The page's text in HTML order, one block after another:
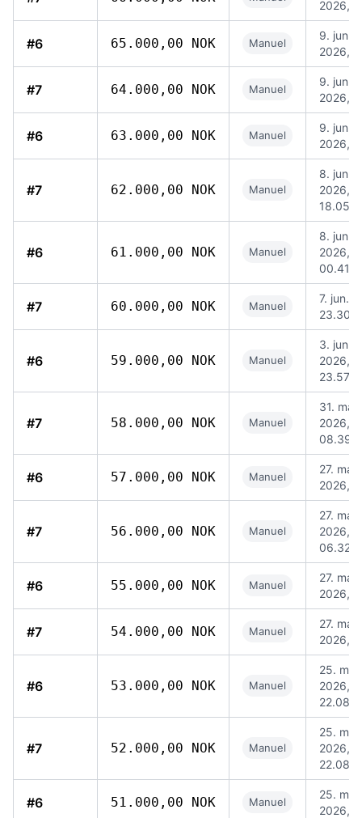
2026,
#6 65.000,00 NOK Manuel
9. jun.
2026,
#7 64.000,00 NOK Manuel
9. jun.
2026,
#6 63.000,00 NOK Manuel
9. jun.
2026,
#7 62.000,00 NOK Manuel
8. jun.
2026,
18.05
#6 61.000,00 NOK Manuel
8. jun.
2026,
00.41
#7 60.000,00 NOK Manuel
7. jun.
23.30
#6 59.000,00 NOK Manuel
3. jun.
2026,
23.57
#7 58.000,00 NOK Manuel
31. maj
2026,
08.39
#6 57.000,00 NOK Manuel
27. maj
2026,
#7 56.000,00 NOK Manuel
27. maj
2026,
06.32
#6 55.000,00 NOK Manuel
27. maj
2026,
#7 54.000,00 NOK Manuel
27. maj
2026,
#6 53.000,00 NOK Manuel
25. maj
2026,
22.08
#7 52.000,00 NOK Manuel
25. maj
2026,
22.08
#6 51.000,00 NOK Manuel
25. maj
2026,